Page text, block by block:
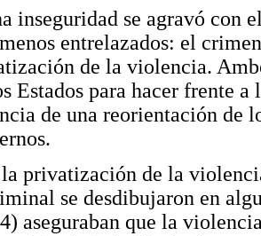
inseguridad se agravó con
entrelazados: el
de la violencia.
Estados para hacer frente
de una reorientación de
privatización de la
se desdibujaron en
aseguraban que la